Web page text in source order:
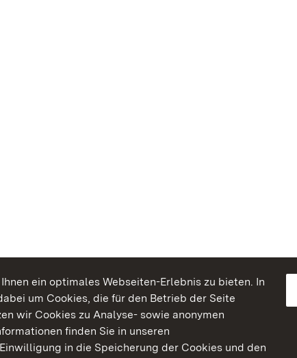
ein optimales Webseiten-Erlebnis zu bieten. In
um Cookies, die für den Betrieb der Seite
wir Cookies zu Analyse- sowie anonymen
finden Sie in unseren
in die Speicherung der Cookies und den